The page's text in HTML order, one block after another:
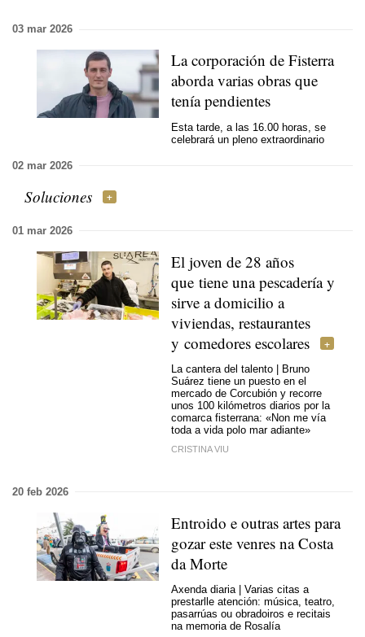
03 mar 2026
La corporación de Fisterra
aborda varias obras que
tenía pendientes
Esta tarde, a las 16.00 horas, se
celebrará un pleno extraordinario
02 mar 2026
Soluciones
01 mar 2026
El joven de 28 años
que tiene una pescadería y
sirve a domicilio a
viviendas, restaurantes
y comedores escolares
La cantera del talento | Bruno
Suárez tiene un puesto en el
mercado de Corcubión y recorre
unos 100 kilómetros diarios por la
comarca fisterrana: «Non me vía
toda a vida polo mar adiante»
CRISTINA VIU
20 feb 2026
Entroido e outras artes para
gozar este venres na Costa
da Morte
Axenda diaria | Varias citas a
prestarlle atención: música, teatro,
pasarrúas ou obradoiros e recitais
na memoria de Rosalía